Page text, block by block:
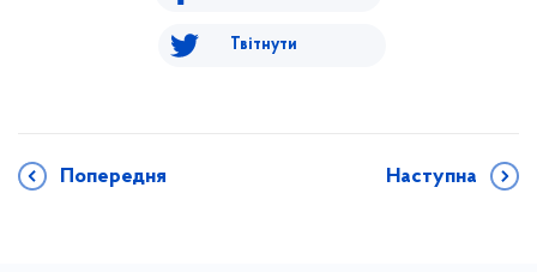
Твітнути
Попередня Наступна